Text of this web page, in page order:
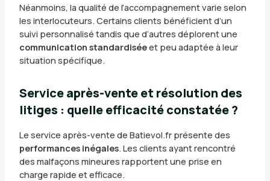
Néanmoins, la qualité de l’accompagnement varie selon
les interlocuteurs. Certains clients bénéficient d’un
suivi personnalisé tandis que d’autres déplorent une
communication standardiséeet peu adaptée à leur
situation spécifique.
Service après-vente et résolution des
litiges : quelle efficacité constatée ?
Le service après-vente de Batievol.fr présente des
performances inégales. Les clients ayant rencontré
des malfaçons mineures rapportent une prise en
charge rapide et efficace.